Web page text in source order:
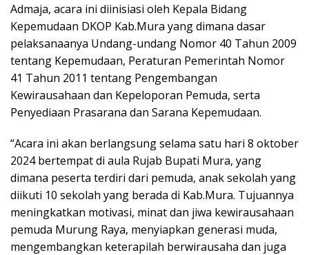
Admaja, acara ini diinisiasi oleh Kepala Bidang
Kepemudaan DKOP Kab.Mura yang dimana dasar
pelaksanaanya Undang-undang Nomor 40 Tahun 2009
tentang Kepemudaan, Peraturan Pemerintah Nomor
41 Tahun 2011 tentang Pengembangan
Kewirausahaan dan Kepeloporan Pemuda, serta
Penyediaan Prasarana dan Sarana Kepemudaan.
“Acara ini akan berlangsung selama satu hari 8 oktober
2024 bertempat di aula Rujab Bupati Mura, yang
dimana peserta terdiri dari pemuda, anak sekolah yang
diikuti 10 sekolah yang berada di Kab.Mura. Tujuannya
meningkatkan motivasi, minat dan jiwa kewirausahaan
pemuda Murung Raya, menyiapkan generasi muda,
mengembangkan keterapilah berwirausaha dan juga